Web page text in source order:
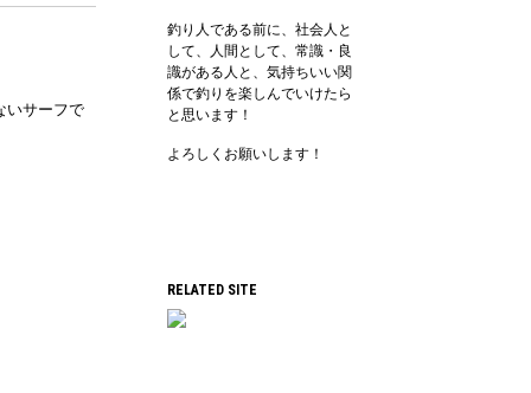
釣り人である前に、社会人と
して、人間として、常識・良
識がある人と、気持ちいい関
係で釣りを楽しんでいけたら
と思います！
よろしくお願いします！
RELATED SITE
いサーフで